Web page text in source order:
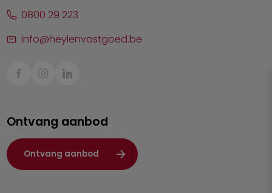
Sint-Truiden
Waasland
Wuustwezel
Zoersel
0800 29 223
info@heylenvastgoed.be
Ontvang aanbod
Ontvang aanbod